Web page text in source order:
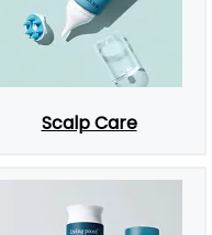
Scalp Care